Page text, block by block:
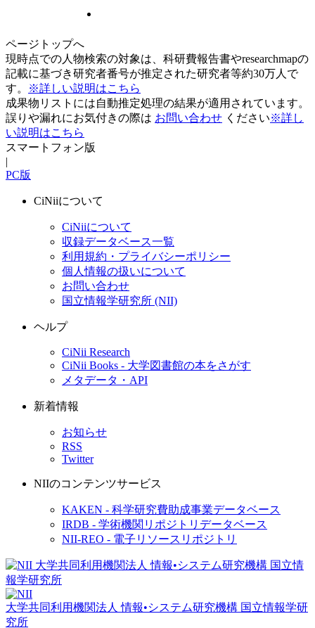
ページトップへ
現時点での人物検索の対象は、科研費報告書やresearchmapの
記載に基づき研究者番号が推定された研究者等約30万人で
す。
※詳しい説明はこちら
成果物リストには自動推定処理の結果が適用されています。
誤りや漏れにお気付きの際は お問い合わせ ください※詳し
い説明はこちら
スマートフォン版
|
PC版
CiNiiについて
CiNiiについて
収録データベース一覧
利用規約・プライバシーポリシー
個人情報の扱いについて
お問い合わせ
国立情報学研究所 (NII)
ヘルプ
CiNii Research
CiNii Books - 大学図書館の本をさがす
メタデータ・API
新着情報
お知らせ
RSS
Twitter
NIIのコンテンツサービス
KAKEN - 科学研究費助成事業データベース
IRDB - 学術機関リポジトリデータベース
NII-REO - 電子リソースリポジトリ
大学共同利用機関法人 情報•システム研究機構 国立情報学研
究所